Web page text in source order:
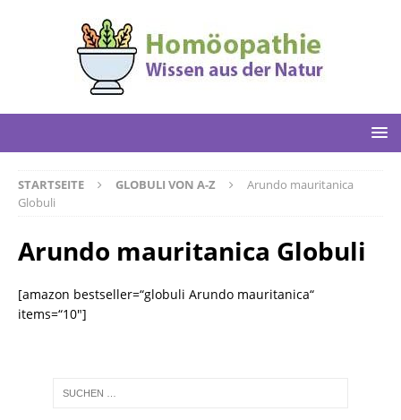
STARTSEITE GLOBULI VON A-Z
Arundo mauritanica
Globuli
Arundo mauritanica Globuli
[amazon bestseller=“globuli Arundo mauritanica“
items=“10″]